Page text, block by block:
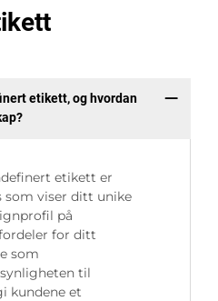
etikett, og hvordan
etikett er
som viser ditt unike
på
for ditt
som
til
kundene et